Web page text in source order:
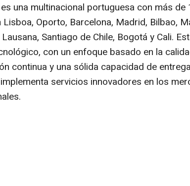
una multinacional portuguesa con más de
Oporto, Barcelona, Madrid, Bilbao,
Santiago de Chile, Bogotá y Cali.
con un enfoque basado en la
continua y una sólida capacidad de
servicios innovadores en los